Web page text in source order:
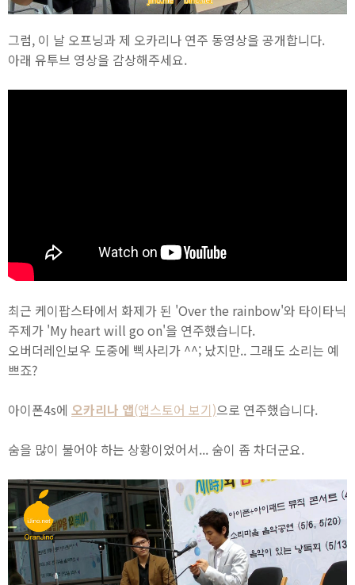
그럼, 이 날 오프닝과 제 오카리나 연주 동영상을 공개합니다.
아래 유투브 영상을 감상해주세요.
최근 케이팝스타에서 화제가 된 'Over the rainbow'와 타이타닉
주제가 'My heart will go on'을 연주했습니다.
오버더레인보우 도중에 삑사리가 ^^; 났지만.. 그래도 소리는 예
쁘죠?
아이폰4s에 오카리나 앱(앱스토어 보기)으로 연주했습니다.
숨을 많이 불어야 하는 상황이었어서... 숨이 좀 차더군요.